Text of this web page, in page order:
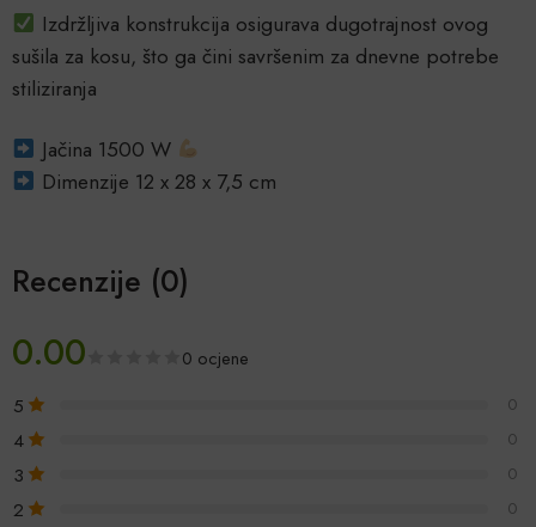
Izdržljiva konstrukcija osigurava dugotrajnost ovog
sušila za kosu, što ga čini savršenim za dnevne potrebe
stiliziranja
Jačina 1500 W
Dimenzije 12 x 28 x 7,5 cm
Recenzije (0)
0.00 0 ocjene
5 0
4 0
3 0
2 0